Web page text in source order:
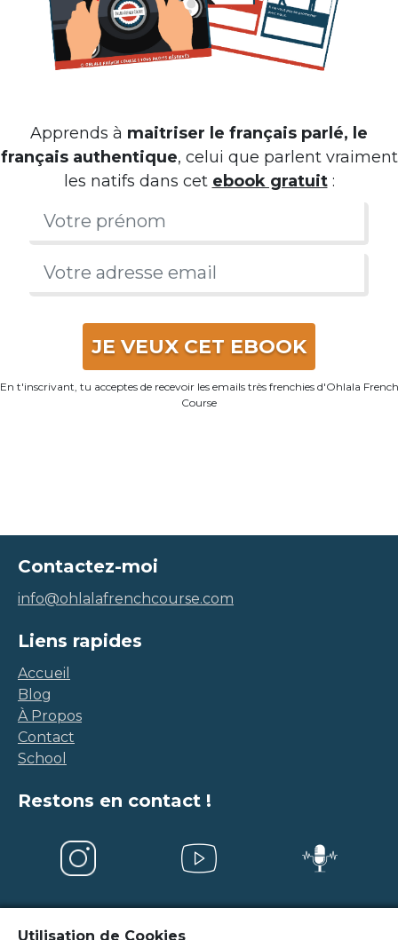
Apprends à maitriser le français parlé, le
français authentique , celui que parlent vraiment
les natifs dans cet ebook gratuit :
JE VEUX CET EBOOK
En t'inscrivant, tu acceptes de recevoir les emails très frenchies d'Ohlala French
Course
Utilisation de Cookies
Contactez-moi
info@ohlalafrenchcourse.com
Liens rapides
Accueil
Blog
À Propos
Contact
School
Restons en contact !